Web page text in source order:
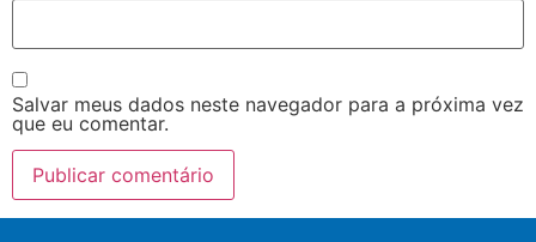
Salvar meus dados neste navegador para a próxima vez
que eu comentar.